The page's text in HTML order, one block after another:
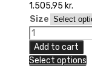
1.505,95 kr.
Size
UFO
Reborn
MV2
Add to cart
Select options